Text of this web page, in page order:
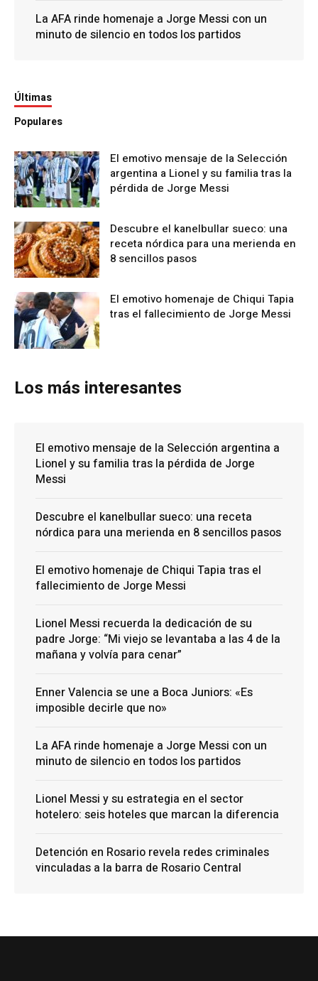
La AFA rinde homenaje a Jorge Messi con un
minuto de silencio en todos los partidos
Últimas
Populares
El emotivo mensaje de la Selección
argentina a Lionel y su familia tras la
pérdida de Jorge Messi
Descubre el kanelbullar sueco: una
receta nórdica para una merienda en
8 sencillos pasos
El emotivo homenaje de Chiqui Tapia
tras el fallecimiento de Jorge Messi
Los más interesantes
El emotivo mensaje de la Selección argentina a
Lionel y su familia tras la pérdida de Jorge
Messi
Descubre el kanelbullar sueco: una receta
nórdica para una merienda en 8 sencillos pasos
El emotivo homenaje de Chiqui Tapia tras el
fallecimiento de Jorge Messi
Lionel Messi recuerda la dedicación de su
padre Jorge: “Mi viejo se levantaba a las 4 de la
mañana y volvía para cenar”
Enner Valencia se une a Boca Juniors: «Es
imposible decirle que no»
La AFA rinde homenaje a Jorge Messi con un
minuto de silencio en todos los partidos
Lionel Messi y su estrategia en el sector
hotelero: seis hoteles que marcan la diferencia
Detención en Rosario revela redes criminales
vinculadas a la barra de Rosario Central